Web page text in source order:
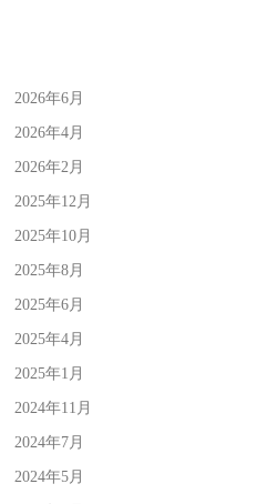
2026年6月
2026年4月
2026年2月
2025年12月
2025年10月
2025年8月
2025年6月
2025年4月
2025年1月
2024年11月
2024年7月
2024年5月